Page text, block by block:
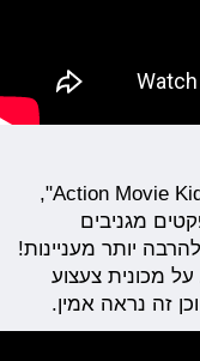
הסרטון הבא נוצר על ידי ערוץ היוטיוב "Action Movie Kid",
מגניבים
יותר מעניינות!
על מכונית צעצוע
זה נראה אמין.